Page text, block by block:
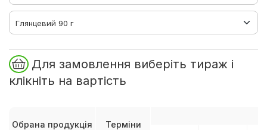
Для замовлення виберіть тираж і
клікніть на вартість
Обрана продукція Терміни